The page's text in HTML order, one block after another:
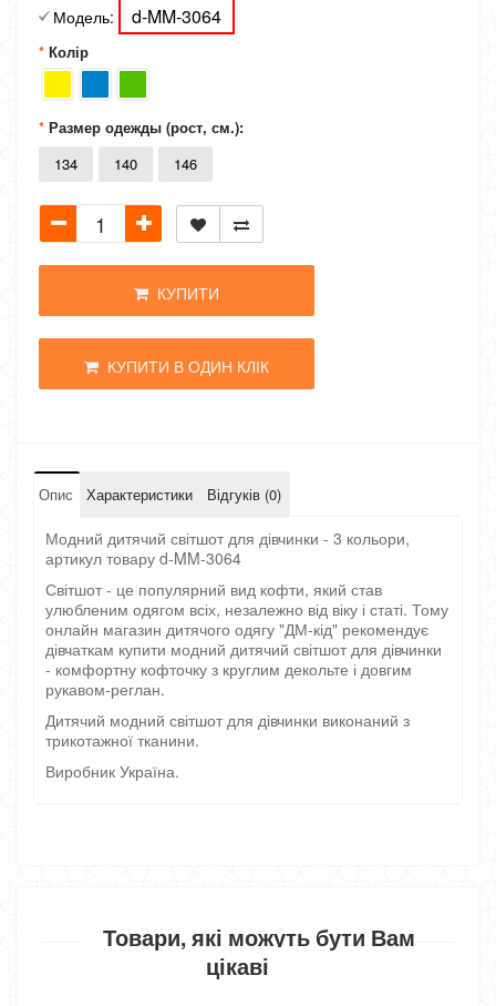
Модель: d-MM-3064
Колір
Размер одежды (рост, см.):
134
140 146
КУПИТИ
КУПИТИ В ОДИН КЛІК
Опис Характеристики Відгуків (0)
Модний дитячий світшот для дівчинки - 3 кольори,
артикул товару d-MM-3064
Світшот - це популярний вид кофти, який став
улюбленим одягом всіх, незалежно від віку і статі. Тому
онлайн магазин дитячого одягу "ДМ-кід" рекомендує
дівчаткам купити модний дитячий світшот для дівчинки
- комфортну кофточку з круглим декольте і довгим
рукавом-реглан.
Дитячий модний світшот для дівчинки виконаний з
трикотажної тканини.
Виробник Україна.
Товари, які можуть бути Вам
цікаві